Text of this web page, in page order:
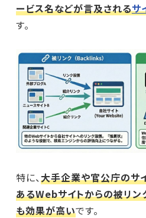
ービス名などが言及されるサ
す。
特に、大手企業や官公庁のサ
あるWebサイトからの被リン
も効果が高いです。